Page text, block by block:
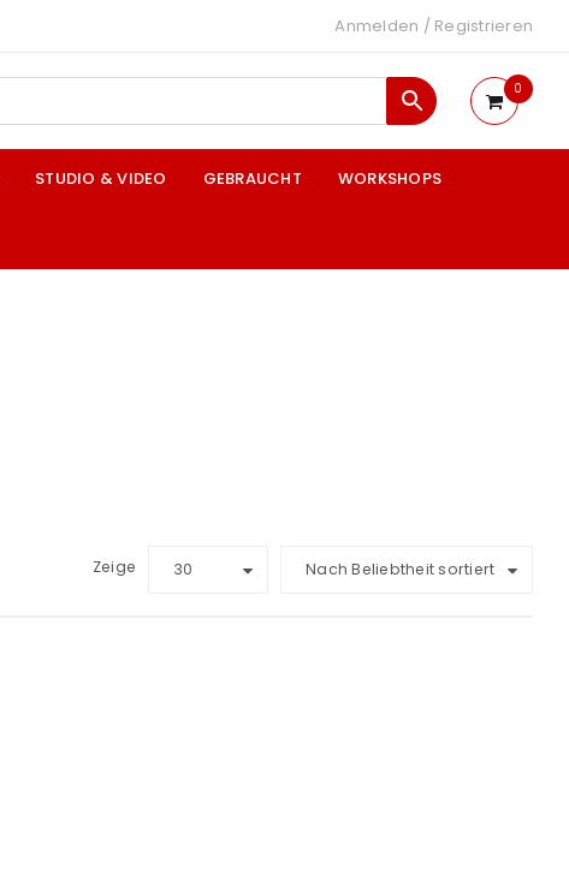
Anmelden / Registrieren
0
STUDIO & VIDEO GEBRAUCHT WORKSHOPS
Nach Beliebtheit sortiert
Zeige 30